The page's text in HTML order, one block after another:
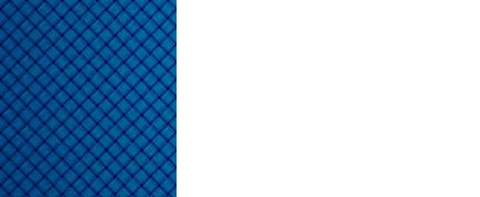
الإدماج الاجتماعي في صلب الاهتمام.. الرباط تحتضن اختتام النسخة الثانية
المديرية الإقليمية للتعاون الوطني ببنسليمان تطلق الحملة الوطنية الثانية
بوزنيقة.. حملة واسعة لتحرير الملك العمومي ومحاربة مختلف الظواهر المشينة
أسرة شابة تناشد بفتح تحقيق في ملابسات مضاعفات صحية بعد الولادة
مسلم يشعل أجواء مهرجان تيميزار للفضة بتزنيت بحضور جماهيري كبير